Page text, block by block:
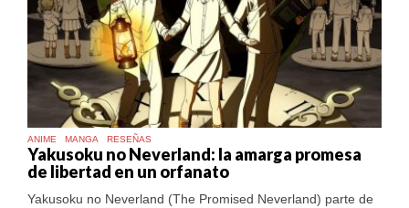
ANIME MANGA RESEÑAS
Yakusoku no Neverland: la amarga promesa
de libertad en un orfanato
Yakusoku no Neverland (The Promised Neverland) parte de